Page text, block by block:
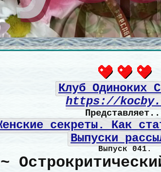
Клуб Одиноких
https://
секреты. Как
Выпуски
Выпуск 041.